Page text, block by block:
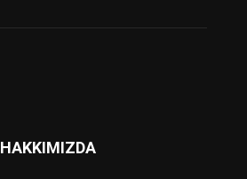
HAKKIMIZDA